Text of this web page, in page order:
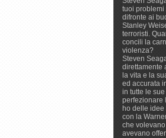
tuoi problemi
difronte ai
Stanley
terroristi.
concili la
violenza?
Steven
direttamente
la vita e la
ed accurata
in tutte le
perfezionare
ho delle
con la
che
avevano